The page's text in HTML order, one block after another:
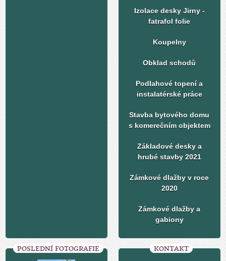
Izolace desky Jirny -
fatrafol folie
Koupelny
Obklad schodů
Podlahové topení a
instalatérské práce
Stavba bytového domu
s komerečním objektem
Základové desky a
hrubé stavby 2021
Zámkové dlažby v roce
2020
Zámkové dlažby a
gabiony
POSLEDNÍ FOTOGRAFIE KONTAKT